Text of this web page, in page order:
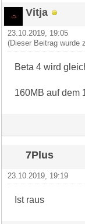
Vitja
23.10.2019, 19:05
(Dieser Beitrag wurde
Beta 4 wird
160MB auf dem
7Plus
23.10.2019, 19:19
Ist raus